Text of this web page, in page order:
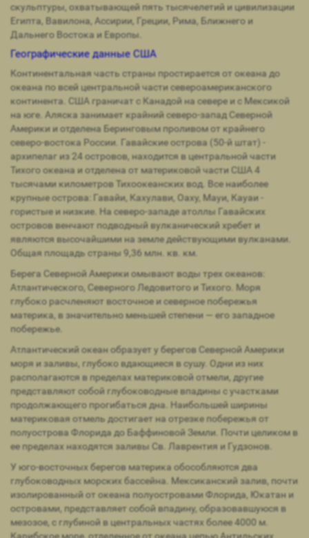
скульптуры, охватывающей пять тысячелетий и цивилизации
Египта, Вавилона, Ассирии, Греции, Рима, Ближнего и
Дальнего Востока и Европы.
Географические данные США
Континентальная часть страны простирается от океана до
океана по всей центральной части североамериканского
континента. США граничат с Канадой на севере и с Мексикой
на юге. Аляска занимает крайний северо-запад Северной
Америки и отделена Беринговым проливом от крайнего
северо-востока России. Гавайские острова (50-й штат) -
архипелаг из 24 островов, находится в центральной части
Тихого океана и отделена от материковой части США 4
тысячами километров Тихоокеанских вод. Все наиболее
крупные острова: Гавайи, Кахулави, Оаху, Мауи, Кауаи -
гористые и низкие. На северо-западе атоллы Гавайских
островов венчают подводный вулканический хребет и
являются высочайшими на земле действующими вулканами.
Общая площадь страны 9,36 млн. кв. км.
Берега Северной Америки омывают воды трех океанов:
Атлантического, Северного Ледовитого и Тихого. Моря
глубоко расчленяют восточное и северное побережья
материка, в значительно меньшей степени — его западное
побережье.
Атлантический океан образует у берегов Северной Америки
моря и заливы, глубоко вдающиеся в сушу. Одни из них
располагаются в пределах материковой отмели, другие
представляют собой глубоководные впадины с участками
продолжающего прогибаться дна. Наибольшей ширины
материковая отмель достигает на отрезке побережья от
полуострова Флорида до Баффиновой Земли. Почти целиком в
ее пределах находятся заливы Св. Лаврентия и Гудзонов.
У юго-восточных берегов материка обособляются два
глубоководных морских бассейна. Мексиканский залив, почти
изолированный от океана полуостровами Флорида, Юкатан и
островами, представляет собой впадину, образовавшуюся в
мезозое, с глубиной в центральных частях более 4000 м.